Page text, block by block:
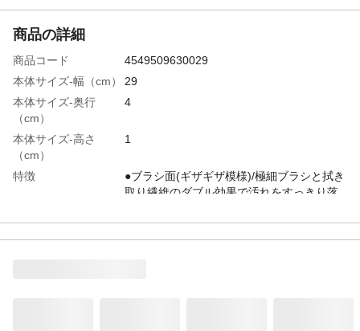
商品の詳細
商品コード
4549509630029
本体サイズ-幅（cm）
29
本体サイズ-奥行
（cm）
4
本体サイズ-高さ
（cm）
1
特徴
●ブラシ面(ギザギザ模様)/極細ブラシと拭き
取り繊維のダブル効果で汚れをすっきり落
リル不織布にフッ素(白い溶剤)を含浸させて
います。 表面がうっすら白くなっている箇